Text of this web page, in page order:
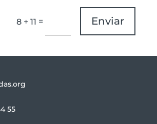
8 + 11 = Enviar
55